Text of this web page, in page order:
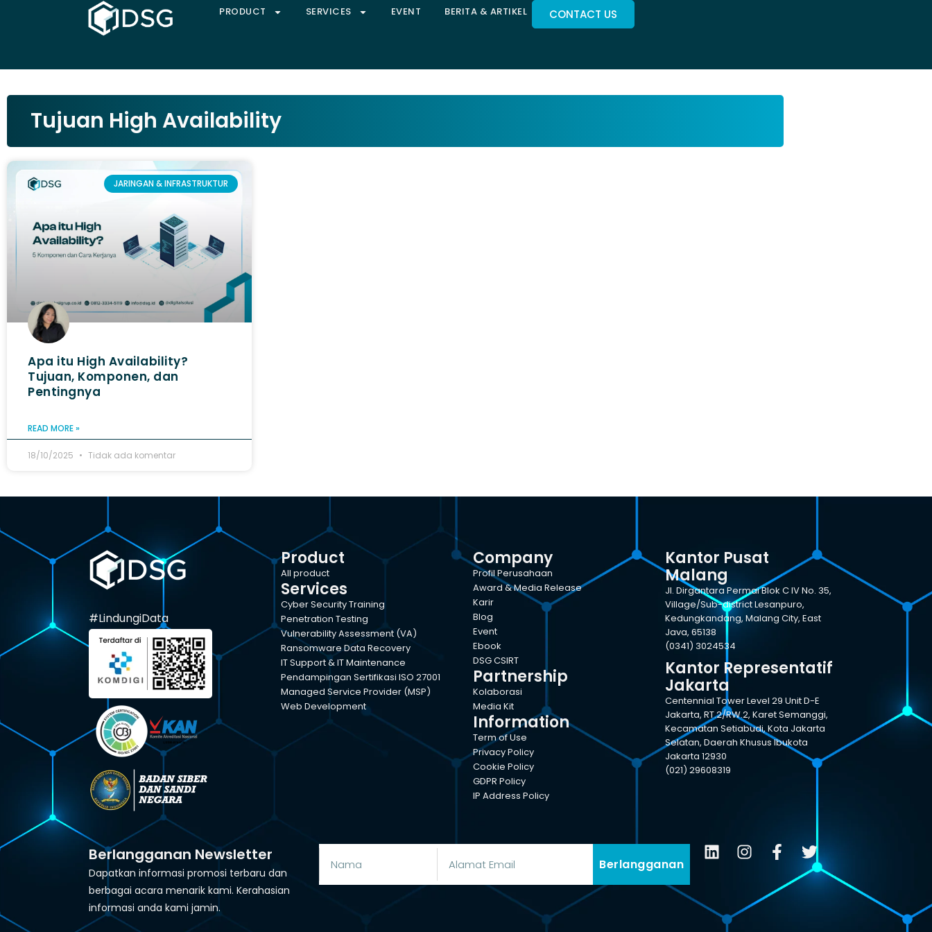
PRODUCT SERVICES EVENT BERITA & ARTIKEL CONTACT US
Tujuan High Availability
JARINGAN & INFRASTRUKTUR
Apa itu High Availability?
Tujuan, Komponen, dan
Pentingnya
READ MORE »
18/10/2025 Tidak ada komentar
#LindungiData
Product
All product
Services
Cyber Security Training
Penetration Testing
Vulnerability Assessment (VA)
Ransomware Data Recovery
IT Support & IT Maintenance
Pendampingan Sertifikasi ISO 27001
Managed Service Provider (MSP)
Web Development
Company
Profil Perusahaan
Award & Media Release
Karir
Blog
Event
Ebook
DSG CSIRT
Partnership
Kolaborasi
Media Kit
Information
Term of Use
Privacy Policy
Cookie Policy
GDPR Policy
IP Address Policy
Kantor Pusat
Malang
Jl. Dirgantara Permai Blok C IV No. 35,
Village/Sub-district Lesanpuro,
Kedungkandang, Malang City, East
Java, 65138
(0341) 3024534
Kantor Representatif
Jakarta
Centennial Tower Level 29 Unit D-E
Jakarta, RT.2/RW.2, Karet Semanggi,
Kecamatan Setiabudi, Kota Jakarta
Selatan, Daerah Khusus Ibukota
Jakarta 12930
(021) 29608319
Berlangganan Newsletter
Dapatkan informasi promosi terbaru dan
berbagai acara menarik kami. Kerahasian
informasi anda kami jamin.
Berlangganan